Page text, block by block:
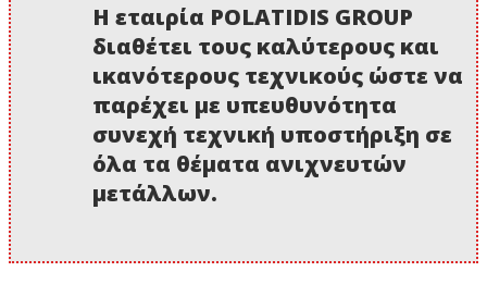
Η εταιρία POLATIDIS GROUP
διαθέτει τους καλύτερους και
ικανότερους τεχνικούς ώστε να
παρέχει με υπευθυνότητα
συνεχή τεχνική υποστήριξη σε
όλα τα θέματα ανιχνευτών
μετάλλων.